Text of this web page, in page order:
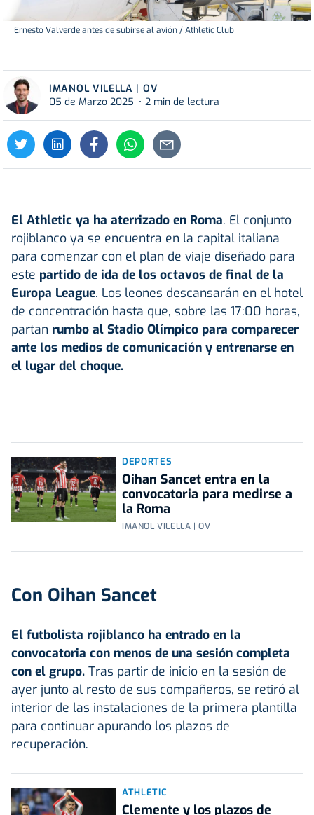
Ernesto Valverde antes de subirse al avión / Athletic Club
IMANOL VILELLA | OV
05 de Marzo 2025
2 min de lectura
El Athletic ya ha aterrizado en Roma. El conjunto
rojiblanco ya se encuentra en la capital italiana
para comenzar con el plan de viaje diseñado para
este partido de ida de los octavos de final de la
Europa League. Los leones descansarán en el hotel
de concentración hasta que, sobre las 17:00 horas,
partan rumbo al Stadio Olímpico para comparecer
ante los medios de comunicación y entrenarse en
el lugar del choque.
DEPORTES
Oihan Sancet entra en la
convocatoria para medirse a
la Roma
IMANOL VILELLA | OV
Con Oihan Sancet
El futbolista rojiblanco ha entrado en la
convocatoria con menos de una sesión completa
con el grupo. Tras partir de inicio en la sesión de
ayer junto al resto de sus compañeros, se retiró al
interior de las instalaciones de la primera plantilla
para continuar apurando los plazos de
recuperación.
ATHLETIC
Clemente y los plazos de